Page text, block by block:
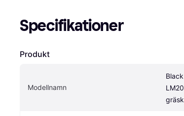
Specifikationer
Produkt
Modellnamn